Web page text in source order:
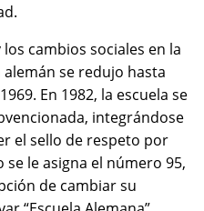
cambios sociales en la
se redujo hasta
En 1982, la escuela se
integrándose
el sello de respeto por
se le asigna el número 95,
de cambiar su